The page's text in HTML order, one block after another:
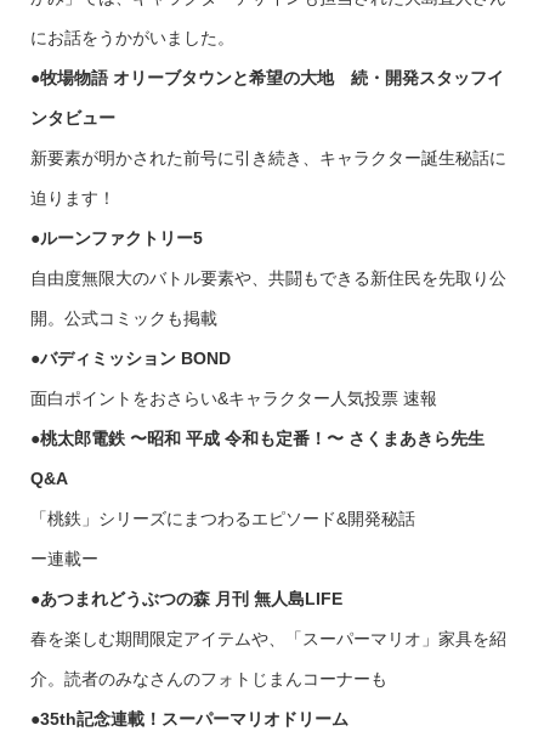
にお話をうかがいました。
●牧場物語 オリーブタウンと希望の大地 続・開発スタッフイ
ンタビュー
新要素が明かされた前号に引き続き、キャラクター誕生秘話に
迫ります！
●ルーンファクトリー5
自由度無限大のバトル要素や、共闘もできる新住民を先取り公
開。公式コミックも掲載
●バディミッション BOND
面白ポイントをおさらい&キャラクター人気投票 速報
●桃太郎電鉄 〜昭和 平成 令和も定番！〜 さくまあきら先生
Q&A
「桃鉄」シリーズにまつわるエピソード&開発秘話
ー連載ー
●あつまれどうぶつの森 月刊 無人島LIFE
春を楽しむ期間限定アイテムや、「スーパーマリオ」家具を紹
介。読者のみなさんのフォトじまんコーナーも
●35th記念連載！スーパーマリオドリーム